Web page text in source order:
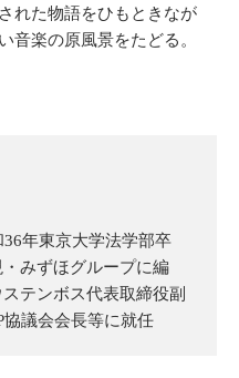
れた物語をひもときなが
音楽の原風景をたどる。
年東京大学法学部卒
みずほグループに編
テンボス代表取締役副
議会会長等に就任